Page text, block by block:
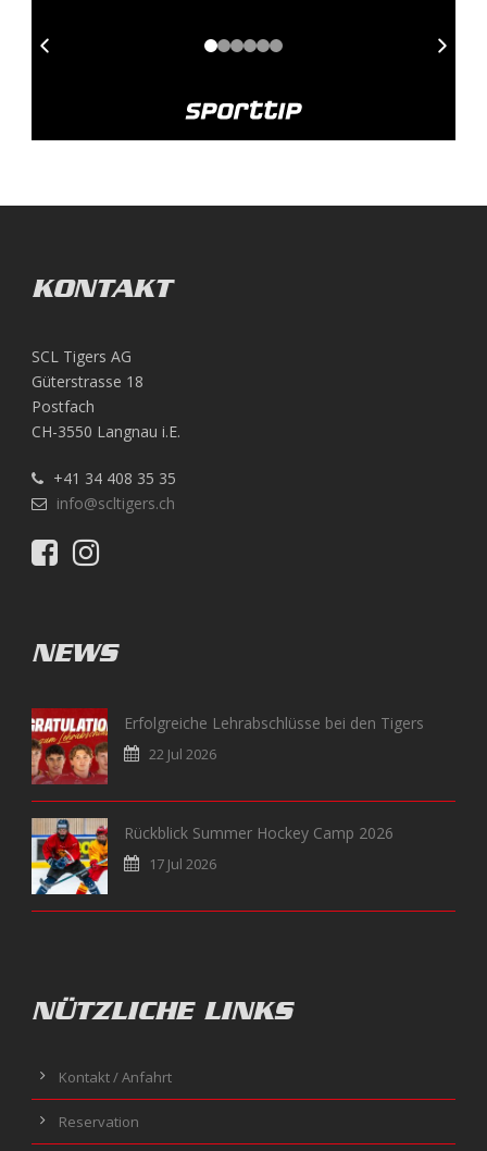
KONTAKT
SCL Tigers AG
Güterstrasse 18
Postfach
CH-3550 Langnau i.E.
+41 34 408 35 35
info@scltigers.ch
NEWS
Erfolgreiche Lehrabschlüsse bei den Tigers
22 Jul 2026
Rückblick Summer Hockey Camp 2026
17 Jul 2026
NÜTZLICHE LINKS
Kontakt / Anfahrt
Reservation